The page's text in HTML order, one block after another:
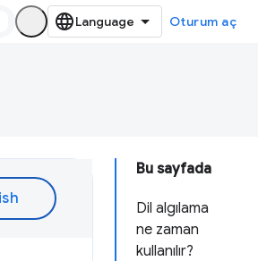
Oturum aç
Bu sayfada
Dil algılama
ne zaman
kullanılır?